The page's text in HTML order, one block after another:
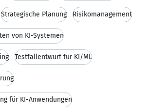
Strategische Planung Risikomanagement
von KI-Systemen
Testfallentwurf für KI/ML
für KI-Anwendungen